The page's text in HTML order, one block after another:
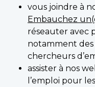
vous joindre à
Embauchez
réseauter avec
notamment
chercheurs
assister à nos
l’emploi pour